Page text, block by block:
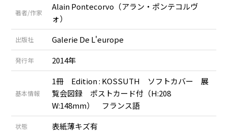
著者/作家
Alain Pontecorvo（アラン・ポンテコルヴ
ォ）
出版社 Galerie De L'europe
発行年 2014年
基本情報
1冊 Edition : KOSSUTH ソフトカバー 展
覧会図録 ポストカード付（H:208
W:148mm） フランス語
状態 表紙薄キズ有